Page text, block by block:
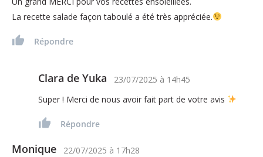
La recette salade façon taboulé a été très appréciée.
Répondre
Clara de Yuka 23/07/2025 à 14h45
Super ! Merci de nous avoir fait part de votre avis
Répondre
Monique 22/07/2025 à 17h28